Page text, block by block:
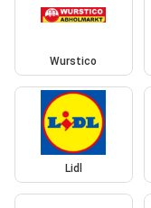
Wurstico
Lidl